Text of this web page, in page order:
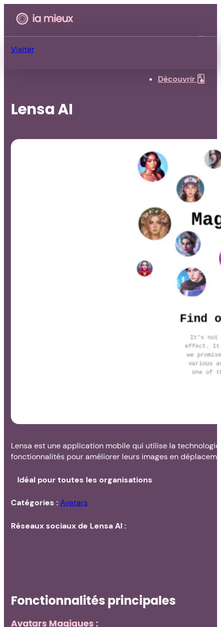
Découvrir 🂡
Visiter
Lensa AI
Lensa est une application mobile qui utilise la
fonctionnalités pour améliorer leurs images en
Idéal pour toutes les organisations
Catégories : Avatars
Réseaux sociaux de Lensa AI :
Fonctionnalités principales
Avatars Magiques :